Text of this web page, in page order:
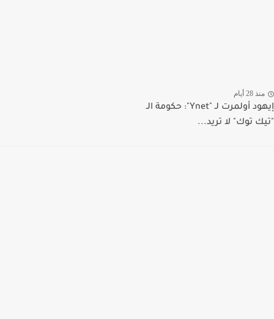
منذ 28 أيام
إيهود أولمرت لـ "Ynet": حكومة الـ
"تيك توك" لا تريد...